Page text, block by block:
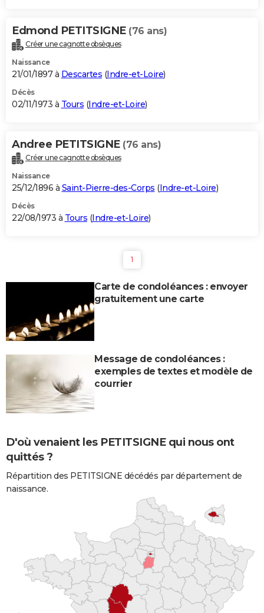
Edmond PETITSIGNE (76 ans)
Créer une cagnotte obsèques
Naissance
21/01/1897 à Descartes (Indre-et-Loire)
Décès
02/11/1973 à Tours (Indre-et-Loire)
Andree PETITSIGNE (76 ans)
Créer une cagnotte obsèques
Naissance
25/12/1896 à Saint-Pierre-des-Corps (Indre-et-Loire)
Décès
22/08/1973 à Tours (Indre-et-Loire)
1
Carte de condoléances : envoyer
gratuitement une carte
Message de condoléances :
exemples de textes et modèle de
courrier
D'où venaient les PETITSIGNE qui nous ont
quittés ?
Répartition des PETITSIGNE décédés par département de
naissance.